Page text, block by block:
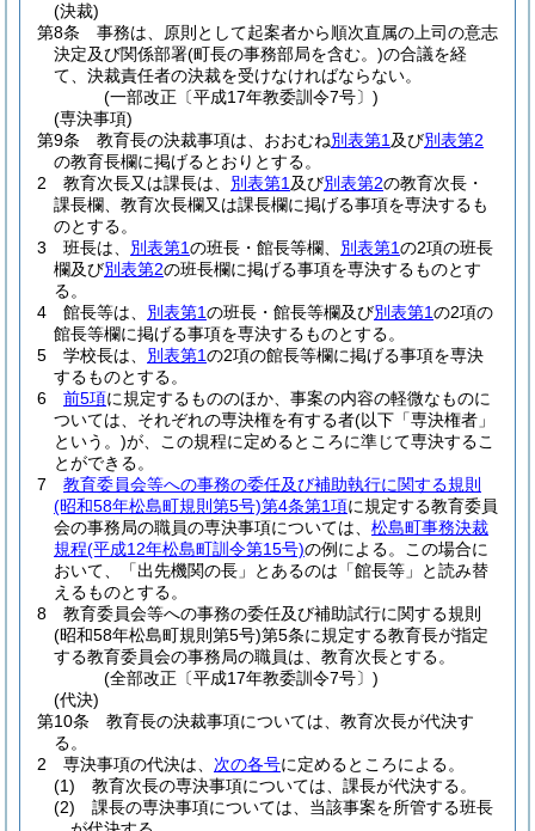
(決裁)
第8条
事務は、原則として起案者から順次直属の上司の意志
決定及び関係部署(町長の事務部局を含む。)の合議を経
て、決裁責任者の決裁を受けなければならない。
(一部改正〔平成17年教委訓令7号〕)
(専決事項)
第9条
教育長の決裁事項は、おおむね別表第1 及び別表第2
の教育長欄に掲げるとおりとする。
2
教育次長又は課長は、 別表第1 及び別表第2の教育次長・
課長欄、教育次長欄又は課長欄に掲げる事項を専決するも
のとする。
3
班長は、 別表第1の班長・館長等欄、 別表第1の2項の班長
欄及び別表第2の班長欄に掲げる事項を専決するものとす
る。
4
館長等は、 別表第1の班長・館長等欄及び別表第1の2項の
館長等欄に掲げる事項を専決するものとする。
5
学校長は、 別表第1の2項の館長等欄に掲げる事項を専決
するものとする。
6
前5項に規定するもののほか、事案の内容の軽微なものに
ついては、それぞれの専決権を有する者(以下「専決権者」
という。)が、この規程に定めるところに準じて専決するこ
とができる。
7
教育委員会等への事務の委任及び補助執行に関する規則
(昭和58年松島町規則第5号)第4条第1項に規定する教育委員
会の事務局の職員の専決事項については、 松島町事務決裁
規程(平成12年松島町訓令第15号)の例による。
この場合に
おいて、「出先機関の長」とあるのは「館長等」と読み替
えるものとする。
8
教育委員会等への事務の委任及び補助試行に関する規則
(昭和58年松島町規則第5号)第5条に規定する教育長が指定
する教育委員会の事務局の職員は、教育次長とする。
(全部改正〔平成17年教委訓令7号〕)
(代決)
第10条
教育長の決裁事項については、教育次長が代決す
る。
2
専決事項の代決は、 次の各号に定めるところによる。
(1)
教育次長の専決事項については、課長が代決する。
(2)
課長の専決事項については、当該事案を所管する班長